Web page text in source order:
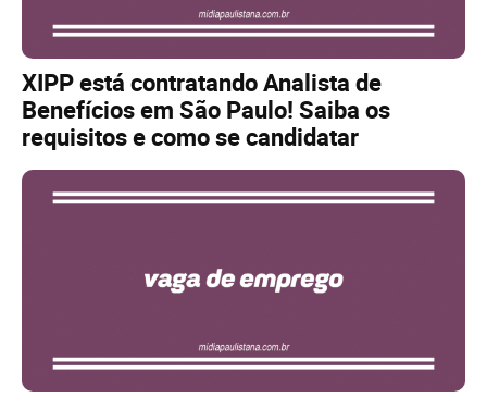
XIPP está contratando Analista de
Benefícios em São Paulo! Saiba os
requisitos e como se candidatar